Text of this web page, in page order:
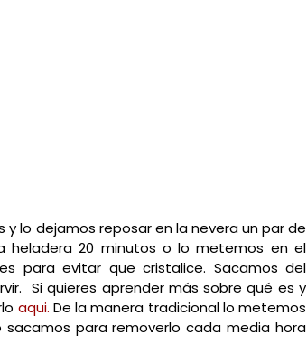
lo dejamos reposar en la nevera un par de
heladera 20 minutos o lo metemos en el
para evitar que cristalice. Sacamos del
Si quieres aprender más sobre qué es y
aqui. De la manera tradicional lo metemos
para removerlo cada media hora